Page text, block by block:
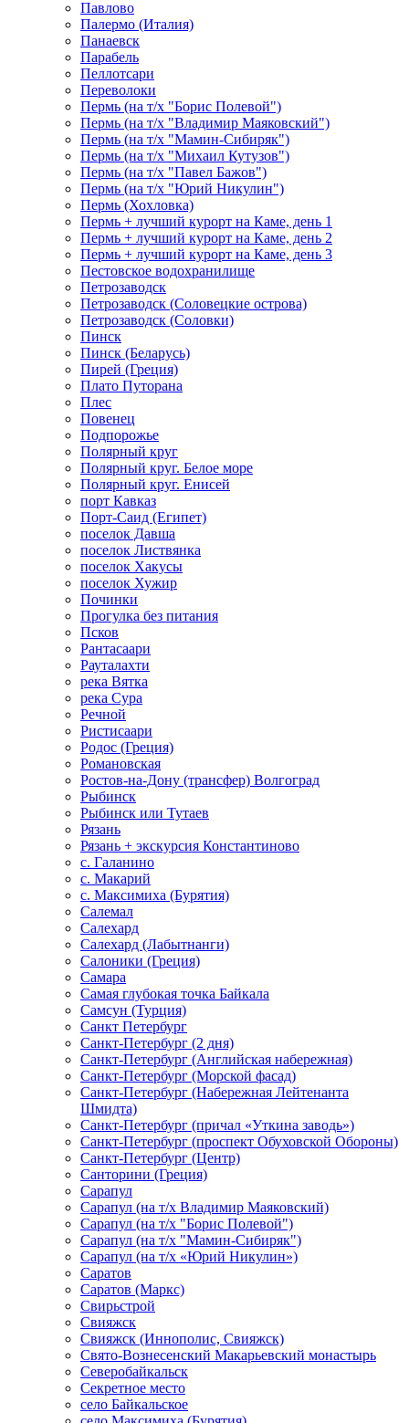
Павлово
Палермо (Италия)
Панаевск
Парабель
Пеллотсари
Переволоки
Пермь (на т/х "Борис Полевой")
Пермь (на т/х "Владимир Маяковский")
Пермь (на т/х "Мамин-Сибиряк")
Пермь (на т/х "Михаил Кутузов")
Пермь (на т/х "Павел Бажов")
Пермь (на т/х "Юрий Никулин")
Пермь (Хохловка)
Пермь + лучший курорт на Каме, день 1
Пермь + лучший курорт на Каме, день 2
Пермь + лучший курорт на Каме, день 3
Пестовское водохранилище
Петрозаводск
Петрозаводск (Соловецкие острова)
Петрозаводск (Соловки)
Пинск
Пинск (Беларусь)
Пирей (Греция)
Плато Путорана
Плес
Повенец
Подпорожье
Полярный круг
Полярный круг. Белое море
Полярный круг. Енисей
порт Кавказ
Порт-Саид (Египет)
поселок Давша
поселок Листвянка
поселок Хакусы
поселок Хужир
Починки
Прогулка без питания
Псков
Рантасаари
Рауталахти
река Вятка
река Сура
Речной
Ристисаари
Родос (Греция)
Романовская
Ростов-на-Дону (трансфер) Волгоград
Рыбинск
Рыбинск или Тутаев
Рязань
Рязань + экскурсия Константиново
с. Галанино
с. Макарий
с. Максимиха (Бурятия)
Салемал
Салехард
Салехард (Лабытнанги)
Салоники (Греция)
Самара
Самая глубокая точка Байкала
Самсун (Турция)
Санкт Петербург
Санкт-Петербург (2 дня)
Санкт-Петербург (Английская набережная)
Санкт-Петербург (Морской фасад)
Санкт-Петербург (Набережная Лейтенанта
Шмидта)
Санкт-Петербург (причал «Уткина заводь»)
Санкт-Петербург (проспект Обуховской Обороны)
Санкт-Петербург (Центр)
Санторини (Греция)
Сарапул
Сарапул (на т/х Владимир Маяковский)
Сарапул (на т/х "Борис Полевой")
Сарапул (на т/х "Мамин-Сибиряк")
Сарапул (на т/х «Юрий Никулин»)
Саратов
Саратов (Маркс)
Свирьстрой
Свияжск
Свияжск (Иннополис, Свияжск)
Свято-Вознесенский Макарьевский монастырь
Северобайкальск
Секретное место
село Байкальское